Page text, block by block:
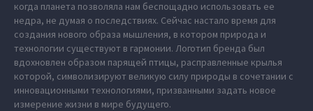
когда планета позволяла нам беспощадно использовать ее
недра, не думая о последствиях. Сейчас настало время для
создания нового образа мышления, в котором природа и
технологии существуют в гармонии. Логотип бренда был
вдохновлен образом парящей птицы, расправленные крылья
которой, символизируют великую силу природы в сочетании с
инновационными технологиями, призванными задать новое
измерение жизни в мире будущего.